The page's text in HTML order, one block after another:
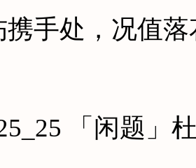
处，况值落
「闲题」